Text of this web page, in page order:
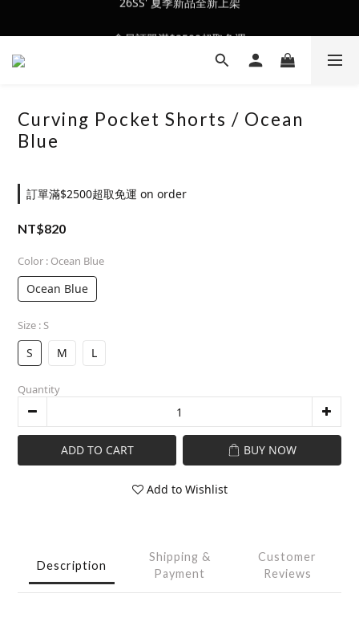
會員訂單滿$2500超取免運
Curving Pocket Shorts / Ocean
Blue
訂單滿$2500超取免運 on order
NT$820
Color : Ocean Blue
Ocean Blue
Size : S
S M L
Quantity
ADD TO CART BUY NOW
Add to Wishlist
Description
Shipping &
Payment
Customer
Reviews